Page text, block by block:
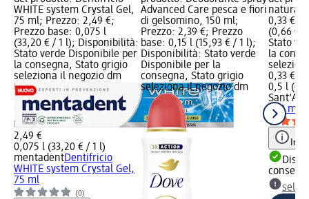
WHITE system Crystal Gel,
75 ml; Prezzo: 2,49 €;
Prezzo base: 0,075 l
(33,20 € / 1 l); Disponibilità:
Stato verde Disponibile per
la consegna, Stato grigio
seleziona il negozio dm
2,49 €
0,075 l (33,20 € / 1 l)
mentadentDentifricio
WHITE system Crystal Gel,
75 ml
(0)
Advanced Care pesca e fiori
di gelsomino, 150 ml;
Prezzo: 2,39 €; Prezzo
base: 0,15 l (15,93 € / 1 l);
Disponibilità: Stato verde
Disponibile per la
consegna, Stato grigio
seleziona il negozio dm
0,33 €;
(0,66 €
Stato
la
0,33 €
0,5 l
500 ml